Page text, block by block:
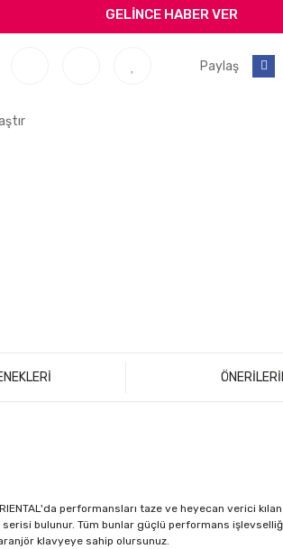
GELİNCE HABER VER
Paylaş
performansları taze ve heyecan verici
bulunur. Tüm bunlar güçlü performans
klavyeye sahip olursunuz.